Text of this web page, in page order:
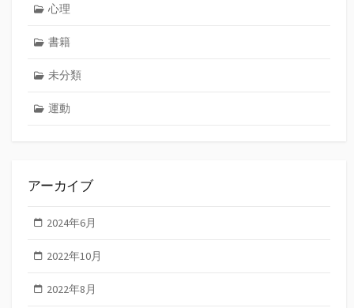
心理
書籍
未分類
運動
アーカイブ
2024年6月
2022年10月
2022年8月